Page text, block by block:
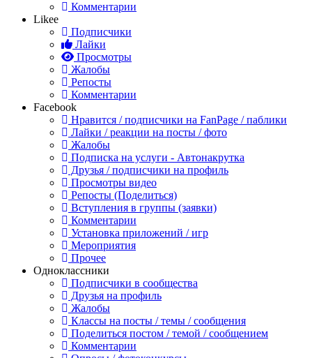
Комментарии
Likee
Подписчики
Лайки
Просмотры
Жалобы
Репосты
Комментарии
Facebook
Нравится / подписчики на FanPage / паблики
Лайки / реакции на посты / фото
Жалобы
Подписка на услуги - Автонакрутка
Друзья / подписчики на профиль
Просмотры видео
Репосты (Поделиться)
Вступления в группы (заявки)
Комментарии
Установка приложений / игр
Мероприятия
Прочее
Одноклассники
Подписчики в сообщества
Друзья на профиль
Жалобы
Классы на посты / темы / сообщения
Поделиться постом / темой / сообщением
Комментарии